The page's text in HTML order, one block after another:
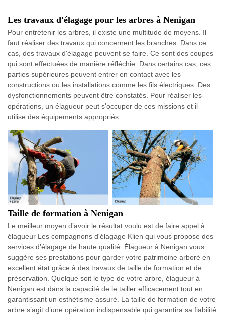
Les travaux d'élagage pour les arbres à Nenigan
Pour entretenir les arbres, il existe une multitude de moyens. Il
faut réaliser des travaux qui concernent les branches. Dans ce
cas, des travaux d'élagage peuvent se faire. Ce sont des coupes
qui sont effectuées de manière réfléchie. Dans certains cas, ces
parties supérieures peuvent entrer en contact avec les
constructions ou les installations comme les fils électriques. Des
dysfonctionnements peuvent être constatés. Pour réaliser les
opérations, un élagueur peut s'occuper de ces missions et il
utilise des équipements appropriés.
Taille de formation à Nenigan
Le meilleur moyen d’avoir le résultat voulu est de faire appel à
élagueur Les compagnons d'élagage Klien qui vous propose des
services d’élagage de haute qualité. Élagueur à Nenigan vous
suggère ses prestations pour garder votre patrimoine arboré en
excellent état grâce à des travaux de taille de formation et de
préservation. Quelque soit le type de votre arbre, élagueur à
Nenigan est dans la capacité de le tailler efficacement tout en
garantissant un esthétisme assuré. La taille de formation de votre
arbre s’agit d’une opération indispensable qui garantira sa fiabilité